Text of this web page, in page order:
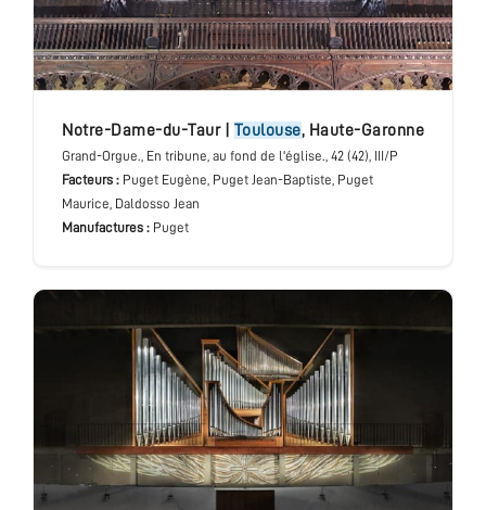
Notre-Dame-du-Taur| Toulouse, Haute-Garonne
Grand-Orgue., En tribune, au fond de l'église., 42 (42), III/P
Facteurs : Puget Eugène, Puget Jean-Baptiste, Puget
Maurice, Daldosso Jean
Manufactures : Puget